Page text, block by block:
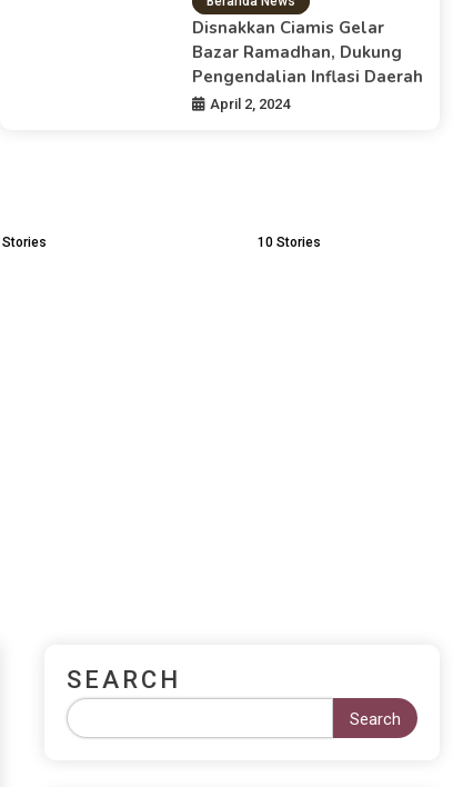
Disnakkan Ciamis Gelar
Bazar Ramadhan, Dukung
Pengendalian Inflasi Daerah
April 2, 2024
Stories 10 Stories
SEARCH
Search